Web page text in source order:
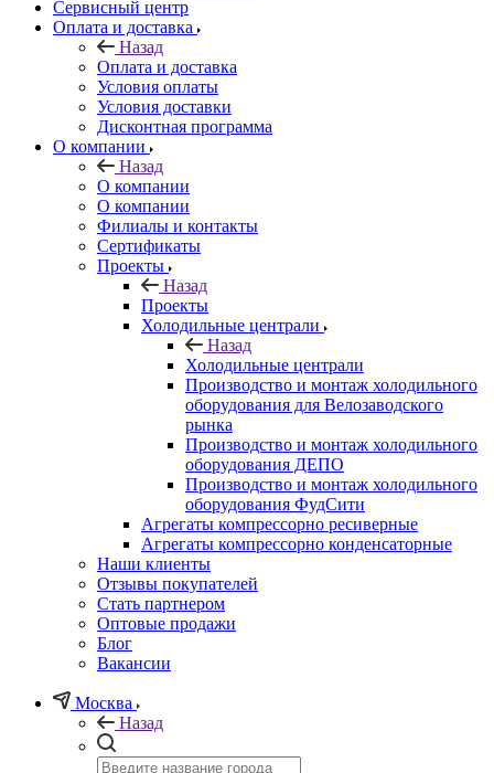
Сервисный центр
Оплата и доставка
Назад
Оплата и доставка
Условия оплаты
Условия доставки
Дисконтная программа
О компании
Назад
О компании
О компании
Филиалы и контакты
Сертификаты
Проекты
Назад
Проекты
Холодильные централи
Назад
Холодильные централи
Производство и монтаж холодильного
оборудования для Велозаводского
рынка
Производство и монтаж холодильного
оборудования ДЕПО
Производство и монтаж холодильного
оборудования ФудСити
Агрегаты компрессорно ресиверные
Агрегаты компрессорно конденсаторные
Наши клиенты
Отзывы покупателей
Стать партнером
Оптовые продажи
Блог
Вакансии
Москва
Назад